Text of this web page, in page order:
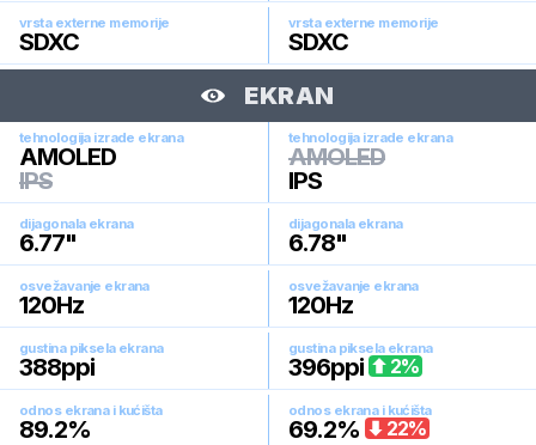
vrsta externe memorije
SDXC
vrsta externe memorije
SDXC
EKRAN
tehnologija izrade ekrana
AMOLED
IPS
tehnologija izrade ekrana
AMOLED
IPS
dijagonala ekrana
6.77"
dijagonala ekrana
6.78"
osvežavanje ekrana
120Hz
osvežavanje ekrana
120Hz
gustina piksela ekrana
388ppi
gustina piksela ekrana
396ppi 2%
odnos ekrana i kućišta
89.2%
odnos ekrana i kućišta
69.2% 22%